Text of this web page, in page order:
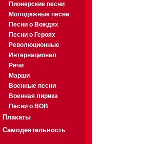
Пионерские песни
Молодежные песни
Песни о Вождях
Песни о Героях
Революционные
Интернационал
Речи
Марши
Военные песни
Военная лирика
Песни о ВОВ
Плакаты
Самодеятельность